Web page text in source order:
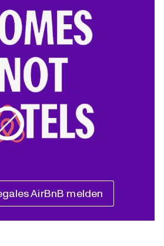
AirBnB melden